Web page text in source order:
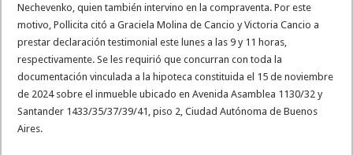
Nechevenko, quien también intervino en la compraventa. Por este
motivo, Pollicita citó a Graciela Molina de Cancio y Victoria Cancio a
prestar declaración testimonial este lunes a las 9 y 11 horas,
respectivamente. Se les requirió que concurran con toda la
documentación vinculada a la hipoteca constituida el 15 de noviembre
de 2024 sobre el inmueble ubicado en Avenida Asamblea 1130/32 y
Santander 1433/35/37/39/41, piso 2, Ciudad Autónoma de Buenos
Aires.